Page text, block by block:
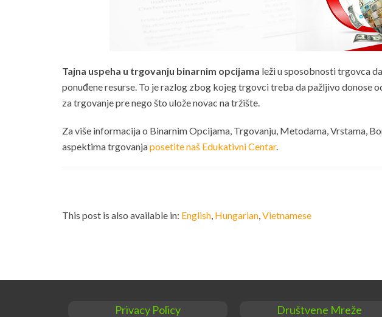
Tajna uspeha u trgovanju binarnim opcijama leži u sposobnosti trgovca
ponuđene resurse. To je razlog zbog kojeg trgovci treba da pažljivo donose
za trgovanje pre nego što ulože novac na tržište.
Za više informacija o Binarnim Opcijama, Trgovanju, Metodama, Vrstama,
aspektima trgovanjaposetite naš Edukativni Centar.
This post is also available in: English Hungarian Vietnamese
Privacy Policy Društvene Mreže